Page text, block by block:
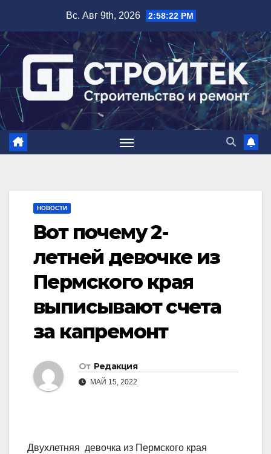
содержимому
Вс. Авг 9th, 2026 2:58:23 PM
НОВОСТИ
Вот почему 2-
летней девочке из
Пермского края
выписывают счета
за капремонт
От Редакция
МАЙ 15, 2022
Двухлетняя девочка из Пермского края